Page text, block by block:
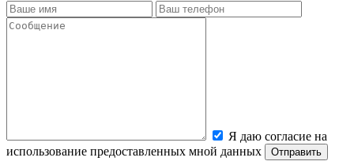
Я даю согласие на
использование предоставленных мной данных